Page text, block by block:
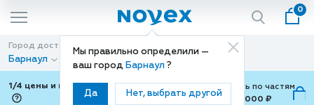
Мы правильно определили —
ваш город Барнаул ?
Да Нет, выбрать другой
0
Город доставки
Барнаул
Способ доставки
Доставка
1/4 цены и покупки ваши с Подели
Можно оплатить по частям
от 700 ₽ до 15,000 ₽